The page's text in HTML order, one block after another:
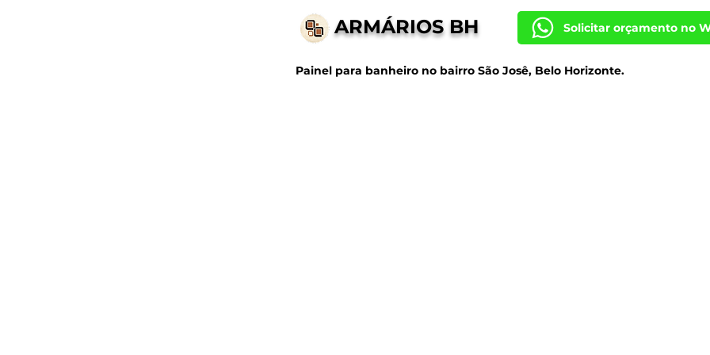
ARMÁRIOS BH Solicitar orçamento no
Painel para banheiro no bairro São Josê, Belo Horizonte.